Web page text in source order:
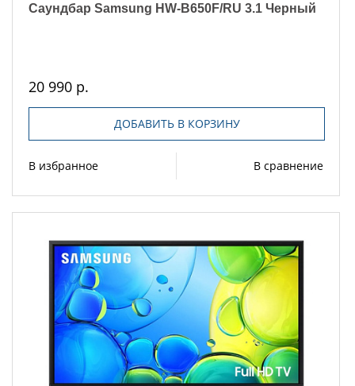
Саундбар Samsung HW-B650F/RU 3.1 Черный
20 990 р.
ДОБАВИТЬ В КОРЗИНУ
В избранное В сравнение